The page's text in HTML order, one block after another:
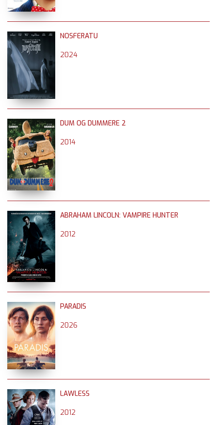
NOSFERATU
2024
DUM OG DUMMERE 2
2014
ABRAHAM LINCOLN: VAMPIRE HUNTER
2012
PARADIS
2026
LAWLESS
2012